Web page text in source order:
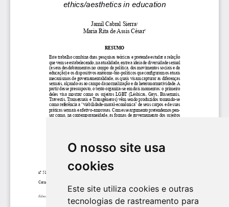
O nosso site usa
cookies
Este site utiliza cookies e outras
tecnologias de rastreamento para